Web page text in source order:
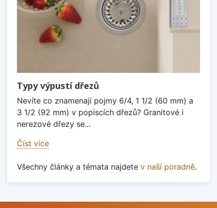
Typy výpustí dřezů
Nevíte co znamenají pojmy 6/4, 1 1/2 (60 mm) a
3 1/2 (92 mm) v popiscích dřezů? Granitové i
nerezové dřezy se...
Číst více
Všechny články a témata najdete v naší poradně.